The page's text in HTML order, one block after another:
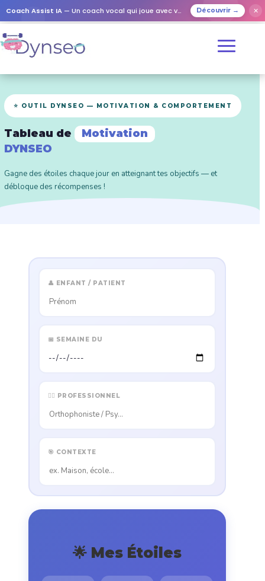
Coach Assist IA — Un coach vocal qui joue avec vos proches Découvrir → ✕
⭐ OUTIL DYNSEO — MOTIVATION & COMPORTEMENT
Tableau de
Motivation
DYNSEO
Gagne des étoiles chaque jour en atteignant tes objectifs — et
débloque des récompenses !
👤 ENFANT / PATIENT
📅 SEMAINE DU
👩‍⚕️ PROFESSIONNEL
🎯 CONTEXTE
🌟 Mes Étoiles